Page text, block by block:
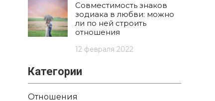
Совместимость знаков
зодиака в любви: можно
ли по ней строить
отношения
12 февраля 2022
Категории
Отношения